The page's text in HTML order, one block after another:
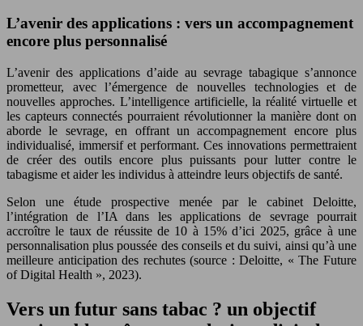
L’avenir des applications : vers un accompagnement
encore plus personnalisé
L’avenir des applications d’aide au sevrage tabagique s’annonce
prometteur, avec l’émergence de nouvelles technologies et de
nouvelles approches. L’intelligence artificielle, la réalité virtuelle et
les capteurs connectés pourraient révolutionner la manière dont on
aborde le sevrage, en offrant un accompagnement encore plus
individualisé, immersif et performant. Ces innovations permettraient
de créer des outils encore plus puissants pour lutter contre le
tabagisme et aider les individus à atteindre leurs objectifs de santé.
Selon une étude prospective menée par le cabinet Deloitte,
l’intégration de l’IA dans les applications de sevrage pourrait
accroître le taux de réussite de 10 à 15% d’ici 2025, grâce à une
personnalisation plus poussée des conseils et du suivi, ainsi qu’à une
meilleure anticipation des rechutes (source : Deloitte, « The Future
of Digital Health », 2023).
Vers un futur sans tabac ? un objectif